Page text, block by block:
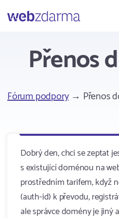
Webzdarma
Přenos
Fórum podpory→ Přenos
Dobrý den, chci se zeptat
s existující doménou na
prostředním tarifem, když
(auth-id) k převodu,
ale správce domény je jiný